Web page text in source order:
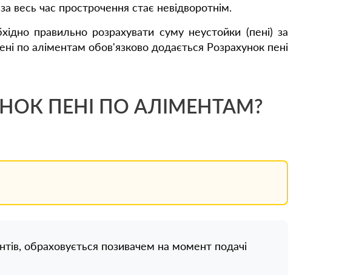
весь час прострочення стає невідворотнім.
правильно розрахувати суму неустойки (пені) за
по аліментам обов'язково додається Розрахунок пені
ПЕНІ ПО АЛІМЕНТАМ?
обраховується позивачем на момент подачі